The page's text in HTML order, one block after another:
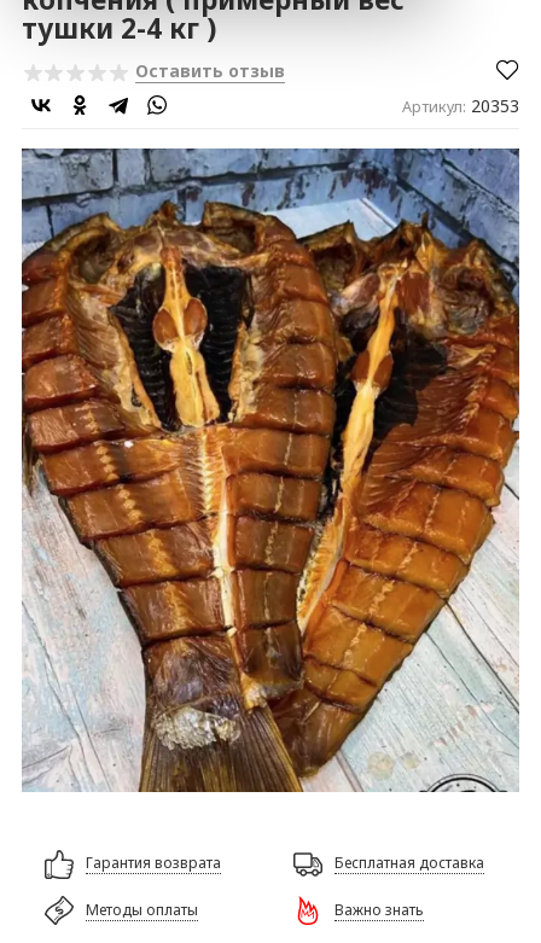
тушки 2-4 кг )
Оставить отзыв
Артикул: 20353
Гарантия возврата Бесплатная доставка
Методы оплаты Важно знать